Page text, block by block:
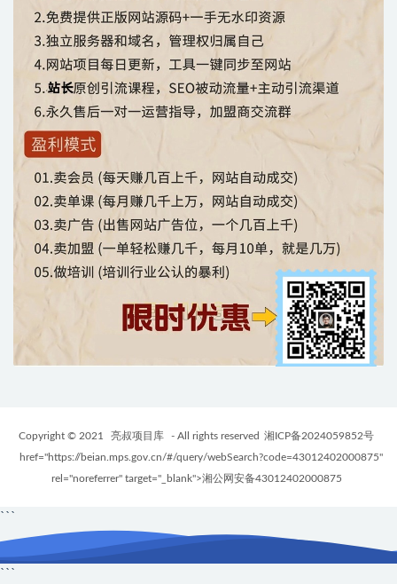
Copyright © 2021 亮叔项目库 - All rights reserved 湘ICP备2024059852号
href="https://beian.mps.gov.cn/#/query/webSearch?code=43012402000875"
rel="noreferrer" target="_blank">湘公网安备43012402000875
```
```